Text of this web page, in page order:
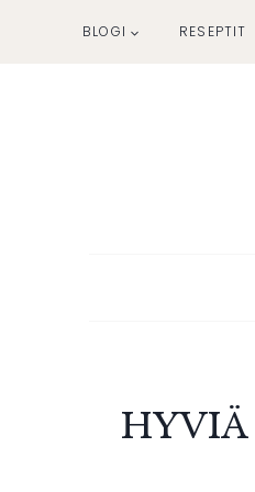
BLOGI RESEPTIT
HYVIÄ